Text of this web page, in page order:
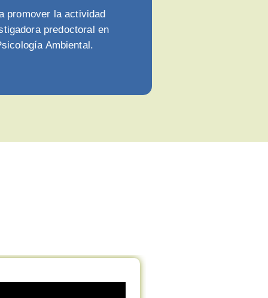
promover la actividad
predoctoral en
Ambiental.